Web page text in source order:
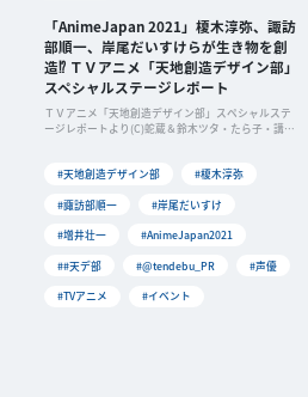
「AnimeJapan 2021」榎木淳弥、諏訪
部順一、岸尾だいすけらが生き物を創
造⁉ ＴＶアニメ「天地創造デザイン部」
スペシャルステージレポート
ＴＶアニメ「天地創造デザイン部」スペシャルステ
ージレポートより(C)蛇蔵＆鈴木ツタ・たら子・講談
#天地創造デザイン部
#榎木淳弥
#諏訪部順一
#岸尾だいすけ
#増井壮一
#AnimeJapan2021
##天デ部
#@tendebu_PR
#声優
#TVアニメ
#イベント